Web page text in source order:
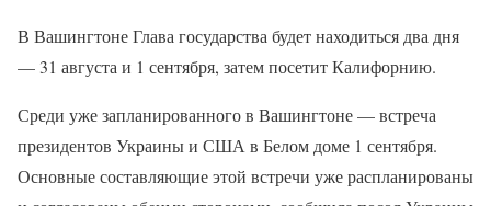
В Вашингтоне Глава государства будет находиться два дня
— 31 августа и 1 сентября, затем посетит Калифорнию.
Среди уже запланированного в Вашингтоне — встреча
президентов Украины и США в Белом доме 1 сентября.
Основные составляющие этой встречи уже распланированы